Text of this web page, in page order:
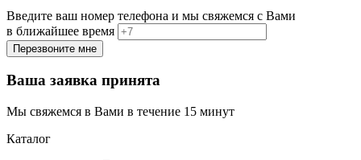
Введите ваш номер телефона и мы свяжемся с Вами
в ближайшее время
Ваша заявка принята
Мы свяжемся в Вами в течение 15 минут
Каталог